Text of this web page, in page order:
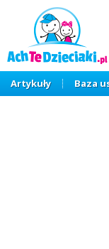
Artykuły Baza